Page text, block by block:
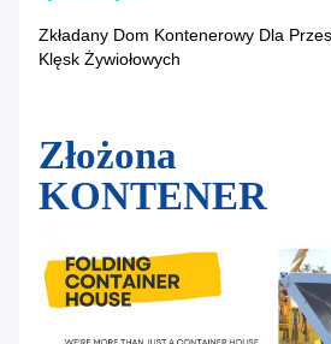
Zkładany Dom Kontenerowy Dla
Klęsk Żywiołowych
Złożona
KONTENER